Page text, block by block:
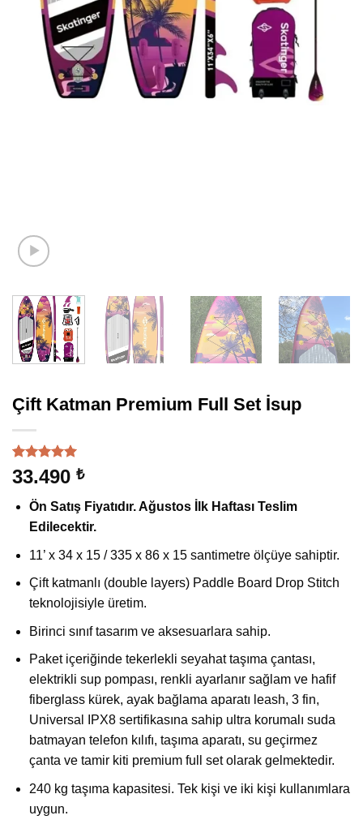
Çift Katman Premium Full Set İsup
1
müşteri
puanına
dayanarak
5 üzerinden
puan aldı
33.490 ₺
Ön Satış Fiyatıdır. Ağustos İlk Haftası Teslim
Edilecektir.
11’ x 34 x 15 / 335 x 86 x 15 santimetre ölçüye sahiptir.
Çift katmanlı (double layers) Paddle Board Drop Stitch
teknolojisiyle üretim.
Birinci sınıf tasarım ve aksesuarlara sahip.
Paket içeriğinde tekerlekli seyahat taşıma çantası,
elektrikli sup pompası, renkli ayarlanır sağlam ve hafif
fiberglass kürek, ayak bağlama aparatı leash, 3 fin,
Universal IPX8 sertifikasına sahip ultra korumalı suda
batmayan telefon kılıfı, taşıma aparatı, su geçirmez
çanta ve tamir kiti premium full set olarak gelmektedir.
240 kg taşıma kapasitesi. Tek kişi ve iki kişi kullanımlara
uygun.